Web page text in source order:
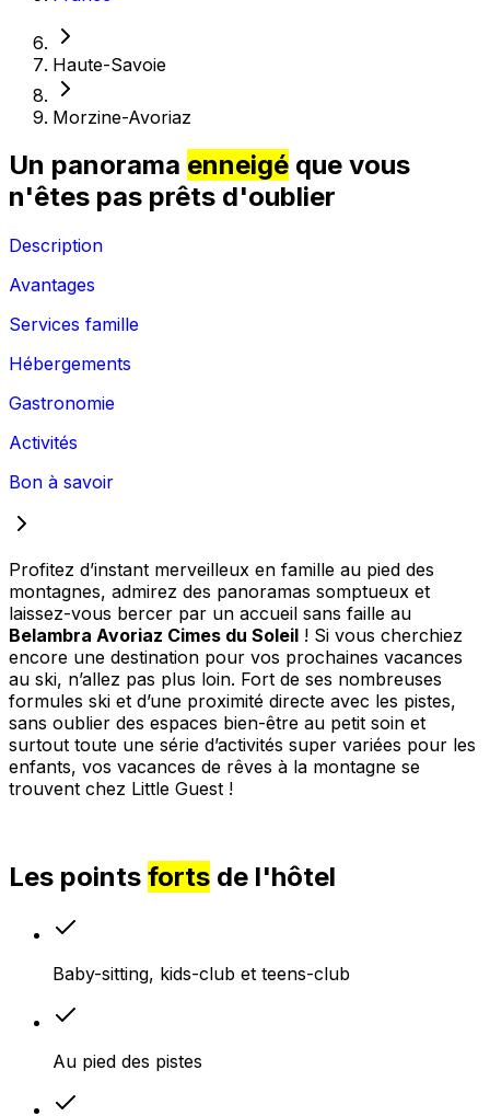
Haute-Savoie
Morzine-Avoriaz
Un panorama enneigé que vous
n'êtes pas prêts d'oublier
Description
Avantages
Services famille
Hébergements
Gastronomie
Activités
Bon à savoir
Profitez d’instant merveilleux en famille au pied des
montagnes, admirez des panoramas somptueux et
laissez-vous bercer par un accueil sans faille au
Belambra Avoriaz Cimes du Soleil ! Si vous cherchiez
encore une destination pour vos prochaines vacances
au ski, n’allez pas plus loin. Fort de ses nombreuses
formules ski et d’une proximité directe avec les pistes,
sans oublier des espaces bien-être au petit soin et
surtout toute une série d’activités super variées pour les
enfants, vos vacances de rêves à la montagne se
trouvent chez Little Guest !
Les points forts de l'hôtel
Baby-sitting, kids-club et teens-club
Au pied des pistes